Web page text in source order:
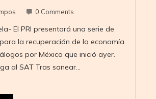
0 Comments
El PRI presentará una serie de
la recuperación de la economía
por México que inició ayer.
al SAT Tras sanear…